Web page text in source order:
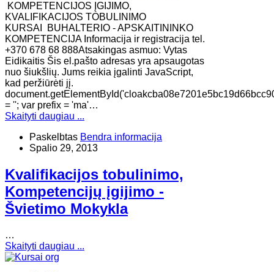
KOMPETENCIJOS ĮGIJIMO,
KVALIFIKACIJOS TOBULINIMO
KURSAI BUHALTERIO - APSKAITININKO
KOMPETENCIJA Informacija ir registracija tel.
+370 678 68 888Atsakingas asmuo: Vytas
Eidikaitis Šis el.pašto adresas yra apsaugotas
nuo šiukšlių. Jums reikia įgalinti JavaScript,
kad peržiūrėti jį.
= ''; var prefix = 'ma'…
Skaityti daugiau ...
Paskelbtas Bendra informacija
Spalio 29, 2013
Kvalifikacijos tobulinimo,
Kompetencijų įgijimo -
Švietimo Mokykla
…
Skaityti daugiau ...